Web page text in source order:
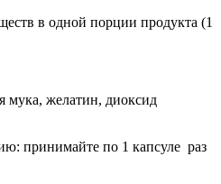
в одной порции продукта (1
мука, желатин, диоксид
принимайте по 1 капсуле раз